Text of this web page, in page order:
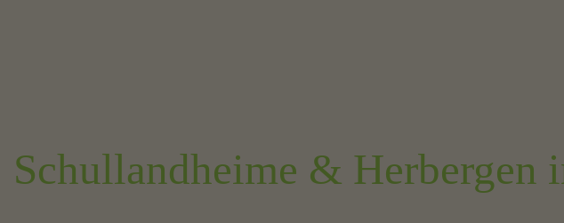
Schullandheime & Herbergen